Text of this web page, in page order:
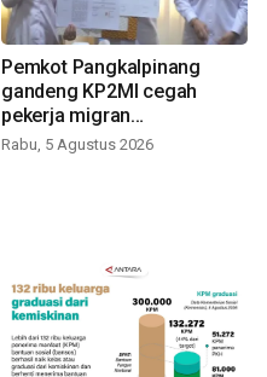
Pemkot Pangkalpinang
gandeng KP2MI cegah
pekerja migran
nonprosedural
Rabu, 5 Agustus 2026